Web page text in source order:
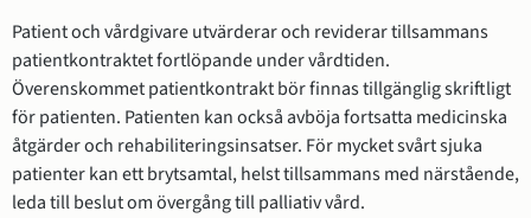
Patient och vårdgivare utvärderar och reviderar tillsammans
patientkontraktet fortlöpande under vårdtiden.
Överenskommet patientkontrakt bör finnas tillgänglig skriftligt
för patienten. Patienten kan också avböja fortsatta medicinska
åtgärder och rehabiliteringsinsatser. För mycket svårt sjuka
patienter kan ett brytsamtal, helst tillsammans med närstående,
leda till beslut om övergång till palliativ vård.